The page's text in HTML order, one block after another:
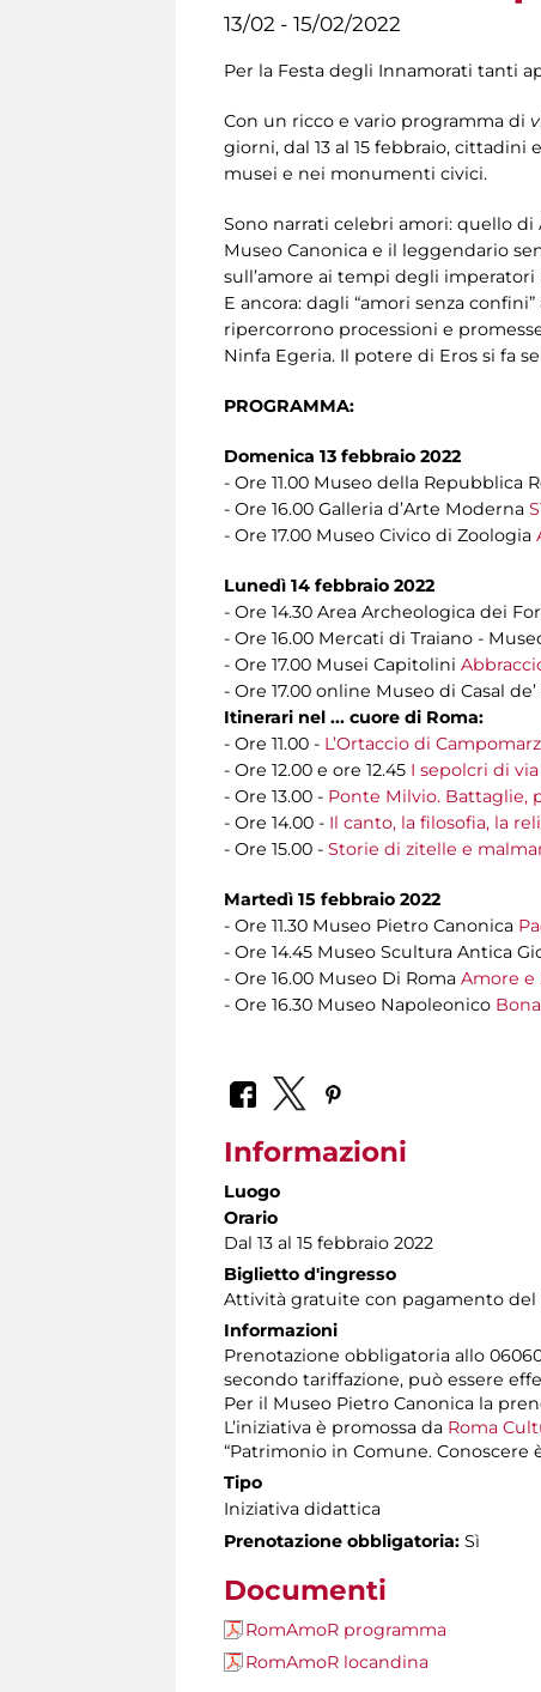
13/02 - 15/02/2022
Per la Festa degli Innamorati tanti
Con un ricco e vario programma di
giorni, dal 13 al 15 febbraio,
musei e nei monumenti civici.
Sono narrati celebri amori: quello di
Museo Canonica e il leggendario
sull’amore ai tempi degli
E ancora: dagli “amori senza
ripercorrono processioni e
Ninfa Egeria. Il potere di Eros si fa
PROGRAMMA:
Domenica 13 febbraio 2022
- Ore 11.00 Museo della Repubblica
- Ore 16.00 Galleria d’Arte Moderna
- Ore 17.00 Museo Civico di Zoologia
Lunedì 14 febbraio 2022
- Ore 14.30 Area Archeologica dei
- Ore 16.00 Mercati di Traiano -
- Ore 17.00 Musei Capitolini
- Ore 17.00 online Museo di Casal de’
Itinerari nel ... cuore di Roma:
- Ore 11.00 - L’Ortaccio di
- Ore 12.00 e ore 12.45 I sepolcri di
- Ore 13.00 - Ponte Milvio. Battaglie,
- Ore 14.00 - Il canto, la filosofia, la
- Ore 15.00 - Storie di zitelle e
Martedì 15 febbraio 2022
- Ore 11.30 Museo Pietro Canonica
- Ore 14.45 Museo Scultura Antica
- Ore 16.00 Museo Di Roma Amore e
- Ore 16.30 Museo Napoleonico
Informazioni
Luogo
Orario
Dal 13 al 15 febbraio 2022
Biglietto d'ingresso
Attività gratuite con pagamento
Informazioni
Prenotazione obbligatoria allo
secondo tariffazione, può essere
Per il Museo Pietro Canonica la
L’iniziativa è promossa da Roma
“Patrimonio in Comune. Conoscere
Tipo
Iniziativa didattica
Prenotazione obbligatoria: Sì
Documenti
RomAmoR programma
RomAmoR locandina